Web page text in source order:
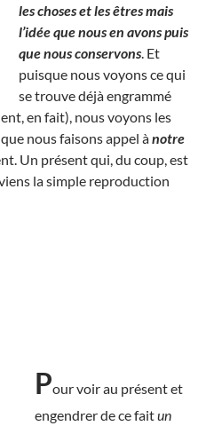
les choses et les êtres mais
l’idée que nous en avons puis
que nous conservons . Et
puisque nous voyons ce qui
se trouve déjà engrammé
en fait), nous voyons les
que nous faisons appel ànotre
Un présent qui, du coup, est
la simple reproduction
Pour voir au présent et
engendrer de ce faitun